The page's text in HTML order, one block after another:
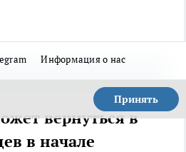
Информация о нас
Принять
вернуться в
в начале